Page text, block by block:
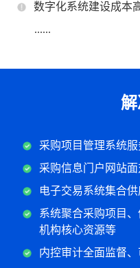
数字化系统建设成本
......
采购项目管理系统
采购信息门户网站
电子交易系统集合
系统聚合采购项目
机构核心资源等
内控审计全面监督